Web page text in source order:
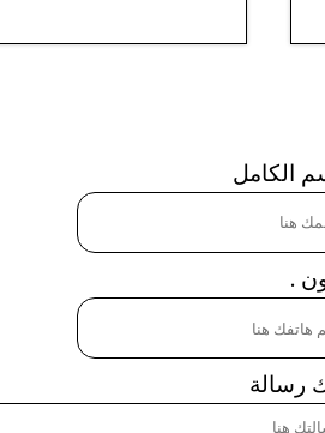
الكامل
.
رسالة